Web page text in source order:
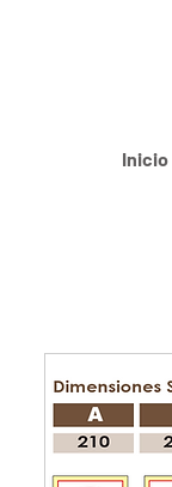
Inicio